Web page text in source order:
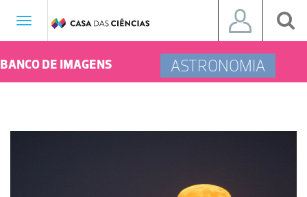
Toggle
BANCO DE IMAGENS ASTRONOMIA